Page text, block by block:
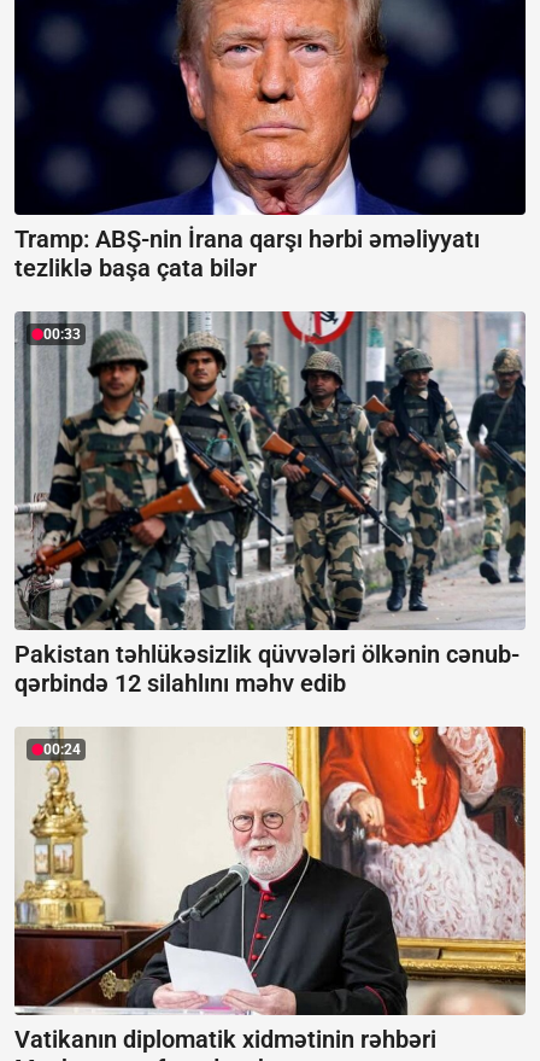
Tramp: ABŞ-nin İrana qarşı hərbi əməliyyatı
tezliklə başa çata bilər
00:33
Pakistan təhlükəsizlik qüvvələri ölkənin cənub-
qərbində 12 silahlını məhv edib
00:24
Vatikanın diplomatik xidmətinin rəhbəri